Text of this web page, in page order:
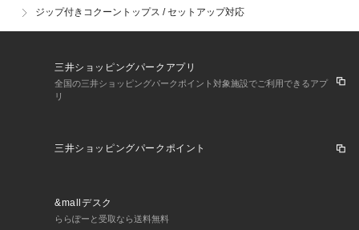
ジップ付きコクーントップス / セットアップ対応
三井ショッピングパークアプリ
全国の三井ショッピングパークポイント対象施設でご利用できるアプ
リ
三井ショッピングパークポイント
&mallデスク
ららぽーと受取なら送料無料